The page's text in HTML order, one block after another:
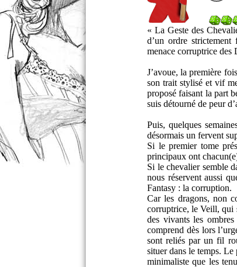
« La Geste des
d’un ordre
menace corruptrice des
J’avoue, la première
son trait stylisé et vif
proposé faisant la part
suis détourné de peur
Puis, quelques
désormais un fervent
Si le premier tome
principaux ont
Si le chevalier semble
nous réservent aussi
Fantasy : la corruption.
Car les dragons, non
corruptrice, le Veill, qui
des vivants les ombres
comprend dès lors
sont reliés par un fil
situer dans le temps. Le
minimaliste que les